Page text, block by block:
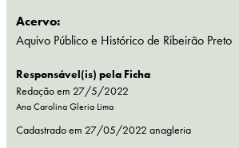
Acervo:
Aquivo Público e Histórico de Ribeirão Preto
Responsável(is) pela Ficha
Redação em 27/5/2022
Ana Carolina Gleria Lima
Cadastrado em 27/05/2022 anagleria